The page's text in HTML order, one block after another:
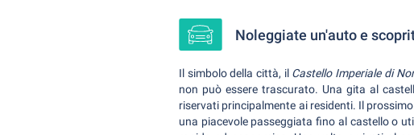
Noleggiate un'auto e
Il simbolo della città, il Castello Imperiale di
non può essere trascurato. Una gita al
riservati principalmente ai residenti. Il
una piacevole passeggiata fino al castello o